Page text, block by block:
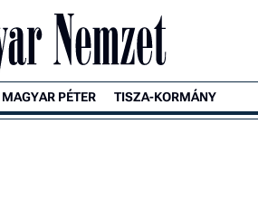
MAGYAR PÉTER TISZA-KORMÁNY